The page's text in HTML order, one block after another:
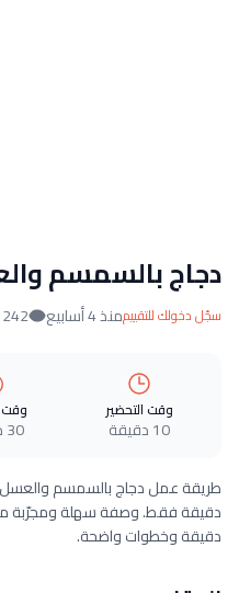
دجاج بالسمسم
سجّل دخولك للتقييممنذ 4 أسابيع 242 زيارات
وقت التحضير
10 دقيقة 30 دقيقة
دقيقة وخطوات واضحة.